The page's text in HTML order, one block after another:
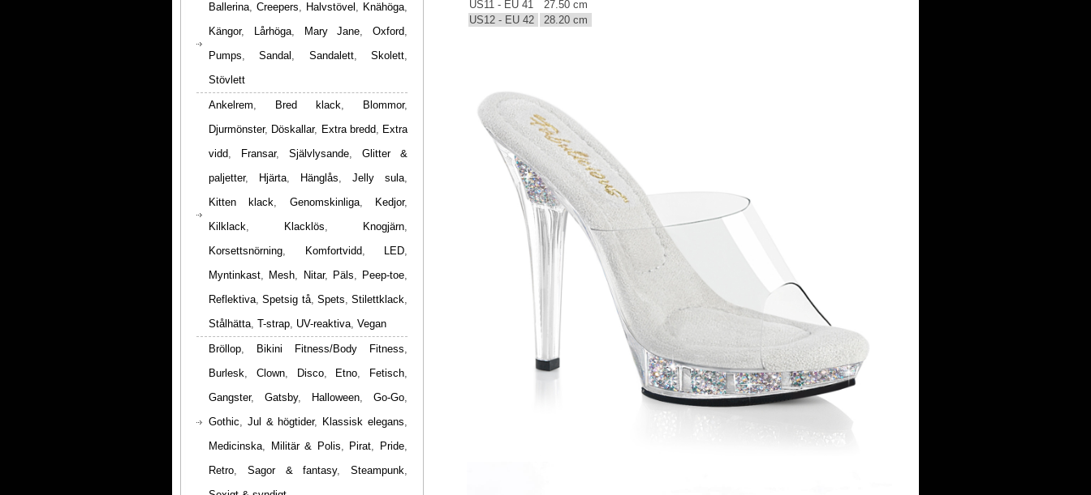
US11 - EU 41
27.50 cm
US12 - EU 42
28.20 cm
Ballerina, Creepers, Halvstövel , Knähöga,
Kängor, Lårhöga, Mary Jane, Oxford,
Pumps,Sandal , Sandalett,Skolett,
Stövlett
Ankelrem, Bred klack, Blommor,
Djurmönster, Döskallar, Extra bredd, Extra
vidd, Fransar, Självlysande, Glitter &
paljetter, Hjärta, Hänglås, Jelly sula,
Kitten klack, Genomskinliga, Kedjor,
Kilklack, Klacklös, Knogjärn,
Korsettsnörning, Komfortvidd, LED,
Myntinkast, Mesh, Nitar, Päls, Peep-toe,
Reflektiva,Spetsig tå, Spets, Stilettklack,
Stålhätta, T-strap, UV-reaktiva, Vegan
Bröllop, Bikini Fitness/Body Fitness,
Burlesk, Clown, Disco, Etno, Fetisch,
Gangster, Gatsby, Halloween, Go-Go,
Gothic, Jul & högtider, Klassisk elegans,
Medicinska, Militär & Polis, Pirat, Pride,
Retro, Sagor & fantasy, Steampunk,